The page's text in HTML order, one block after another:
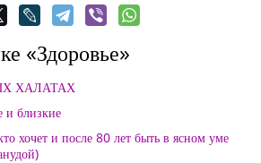
«Здоровье»
ХАЛАТАХ
и близкие
хочет и после 80 лет быть в ясном уме